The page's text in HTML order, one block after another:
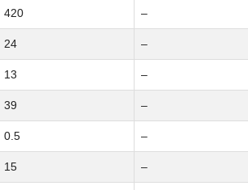
420 –
24 –
13 –
39 –
0.5 –
15 –